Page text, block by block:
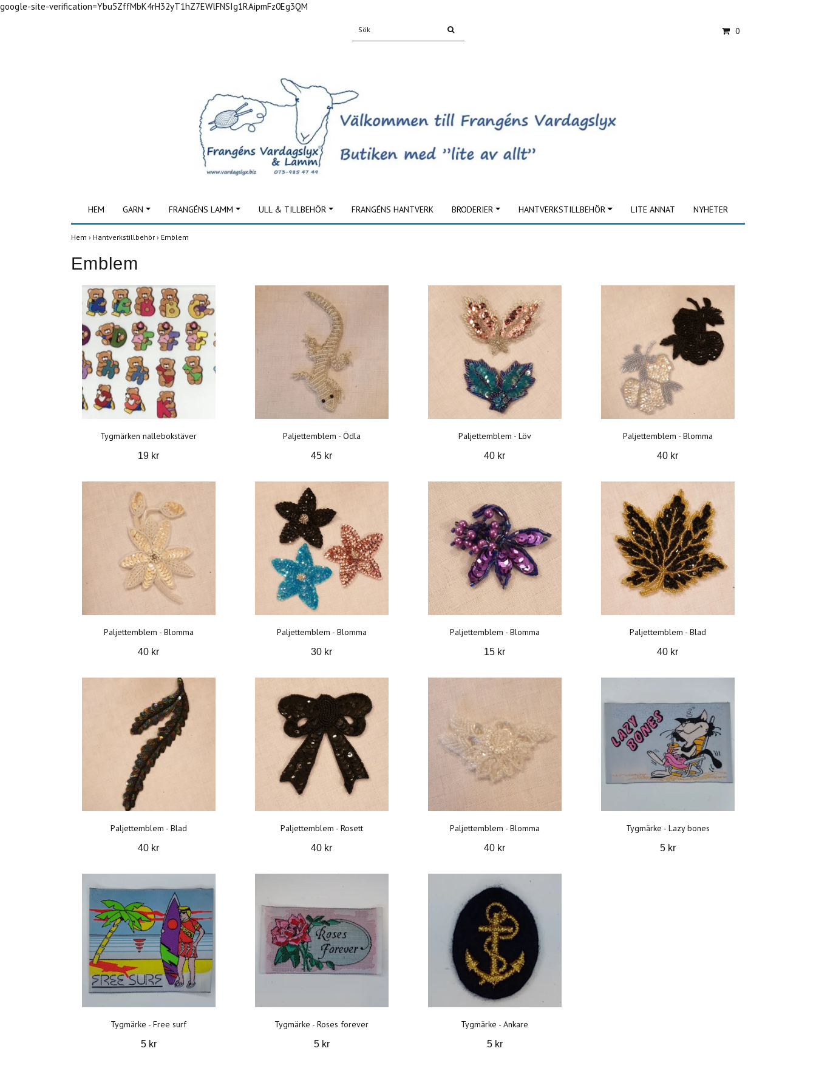
google-site-verification=Ybu5ZffMbK4rH32yT1hZ7EWlFNSIg1RAipmFz0Eg3QM
0
HEM GARN FRANGÉNS LAMM ULL & TILLBEHÖR FRANGÉNS HANTVERK BRODERIER HANTVERKSTILLBEHÖR LITE ANNAT NYHETER
Hem › Hantverkstillbehör › Emblem
Emblem
Tygmärken nallebokstäver
19 kr
Paljettemblem - Ödla
45 kr
Paljettemblem - Löv
40 kr
Paljettemblem - Blomma
40 kr
Paljettemblem - Blomma
40 kr
Paljettemblem - Blomma
30 kr
Paljettemblem - Blomma
15 kr
Paljettemblem - Blad
40 kr
Paljettemblem - Blad
40 kr
Paljettemblem - Rosett
40 kr
Paljettemblem - Blomma
40 kr
Tygmärke - Lazy bones
5 kr
Tygmärke - Free surf
5 kr
Tygmärke - Roses forever
5 kr
Tygmärke - Ankare
5 kr